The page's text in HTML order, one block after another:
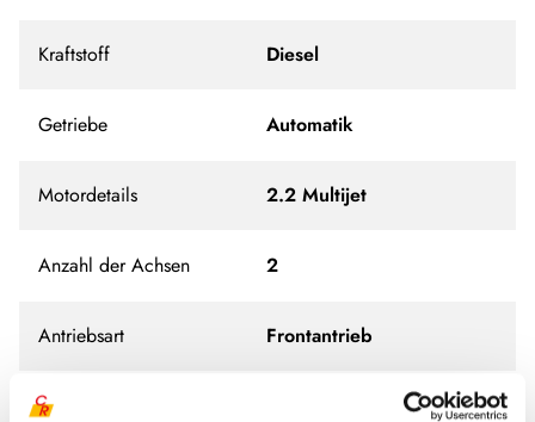
Kraftstoff Diesel
Getriebe Automatik
Motordetails 2.2 Multijet
Anzahl der Achsen 2
Antriebsart Frontantrieb
Schadstoffnorm